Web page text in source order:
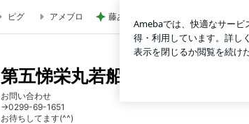
ピグ アメブロ 藤あや子 キックボクシングのレッスン
第五悌栄丸若船長の大鯛奮闘記
お問い合わせ
→0299-69-1651
お待ちしてます(^^)